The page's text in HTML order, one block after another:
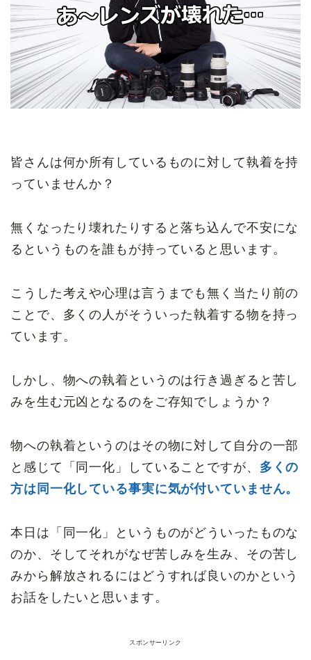
皆さんは何か所有しているものに対して執着を持
っていませんか？
無くなったり壊れたりすると落ち込んで不安にな
るというものを誰もが持っていると思います。
こうした考えや心理は言うまでも無く当たり前の
ことで、多くの人がそういった執着する物を持っ
ています。
しかし、物への執着というのは行き過ぎると苦し
みを生む元凶となるのをご存知でしょうか？
物への執着というのはその物に対して自分の一部
と感じて「同一化」していることですが、 多くの
方は同一化している事実に気が付いていません。
本日は「同一化」というものがどういったものな
のか、そしてそれがなぜ苦しみを生み、その苦し
みから解放されるにはどうすれば良いのかという
お話をしたいと思います。
スポンサーリンク